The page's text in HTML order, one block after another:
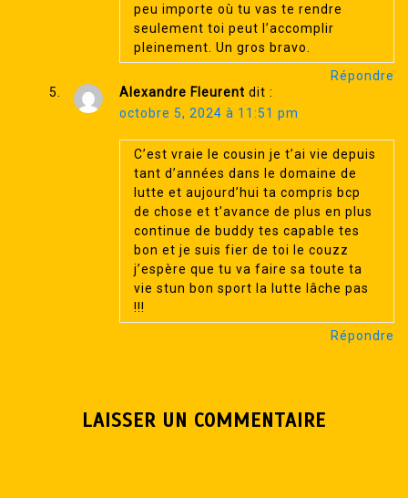
peu importe où tu vas te rendre
seulement toi peut l’accomplir
pleinement. Un gros bravo.
Répondre
Alexandre Fleurent dit :
octobre 5, 2024 à 11:51 pm
C’est vraie le cousin je t’ai vie depuis
tant d’années dans le domaine de
lutte et aujourd’hui ta compris bcp
de chose et t’avance de plus en plus
continue de buddy tes capable tes
bon et je suis fier de toi le couzz
j’espère que tu va faire sa toute ta
vie stun bon sport la lutte lâche pas
!!!
Répondre
LAISSER UN COMMENTAIRE